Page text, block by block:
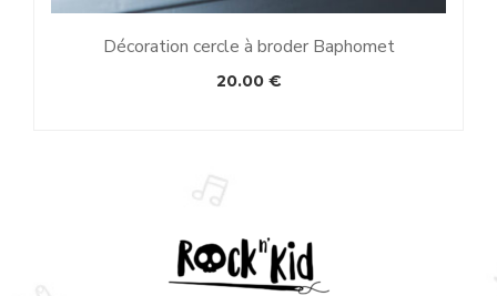
Décoration cercle à broder Baphomet
20.00 €